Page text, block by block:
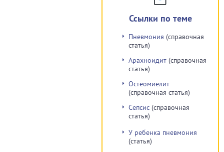
Ссылки по теме
Пневмония (справочная
статья)
Арахноидит (справочная
статья)
Остеомиелит
(справочная статья)
Сепсис (справочная
статья)
У ребенка пневмония
(статья)